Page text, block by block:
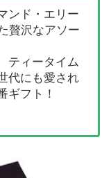
ンド・エリー
贅沢なアソー
ティータイム
代にも愛され
ギフト！